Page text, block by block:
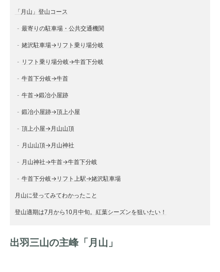
「月山」登山コース
最寄りの駐車場・公共交通機関
姥沢駐車場→リフト乗り場分岐
リフト乗り場分岐→牛首下分岐
牛首下分岐→牛首
牛首→鍛冶小屋跡
鍛冶小屋跡→頂上小屋
頂上小屋→月山山頂
月山山頂→月山神社
月山神社→牛首→牛首下分岐
牛首下分岐→リフト上駅→姥沢駐車場
月山に登ってみてわかったこと
登山適期は7月から10月中旬。紅葉シーズンを狙いたい！
出羽三山の主峰「月山」